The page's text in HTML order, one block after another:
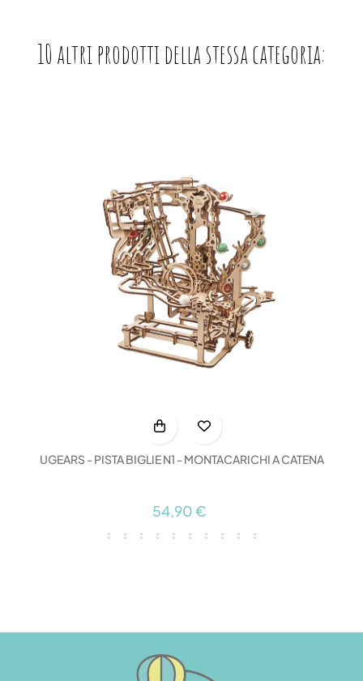
10 altri prodotti della stessa categoria:
UGEARS - PISTA BIGLIE N1 - MONTACARICHI A CATENA
54,90 €